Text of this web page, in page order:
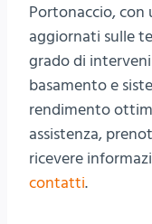
Portonaccio, con
aggiornati sulle
grado di
basamento e
rendimento
assistenza,
ricevere
contatti.